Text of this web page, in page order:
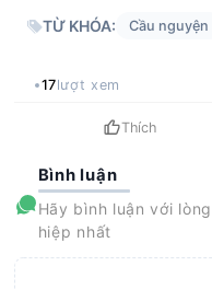
TỪ KHÓA: Cầu nguyện
17lượt xem
Thích
Bình luận
Hãy bình luận với
hiệp nhất